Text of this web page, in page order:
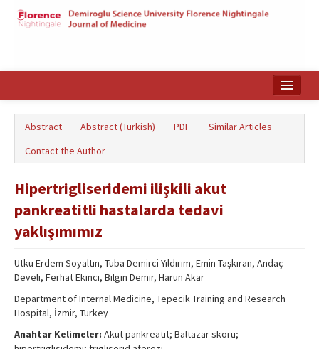
Türkçe
Abstract Abstract (Turkish) PDF
Similar Articles
Contact the Author
Hipertrigliseridemi ilişkili akut
pankreatitli hastalarda tedavi
yaklışımımız
Utku Erdem Soyaltın, Tuba Demirci Yıldırım, Emin Taşkıran, Andaç
Develi, Ferhat Ekinci, Bilgin Demir, Harun Akar
Department of Internal Medicine, Tepecik Training and Research
Hospital, İzmir, Turkey
Anahtar Kelimeler: Akut pankreatit; Baltazar skoru;